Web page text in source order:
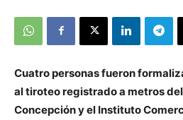
Cuatro personas fueron
al tiroteo registrado a metros
Concepción y el Instituto